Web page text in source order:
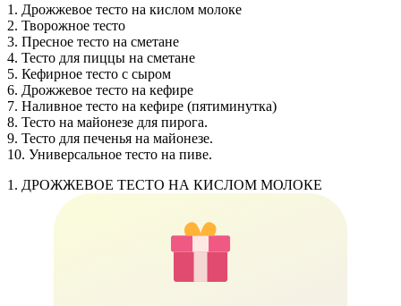
1. Дрожжевое тесто на кислом молоке
2. Творожное тесто
3. Пресное тесто на сметане
4. Тесто для пиццы на сметане
5. Кефирное тесто с сыром
6. Дрожжевое тесто на кефире
7. Наливное тесто на кефире (пятиминутка)
8. Тесто на майонезе для пирога.
9. Тесто для печенья на майонезе.
10. Универсальное тесто на пиве.
1. ДРОЖЖЕВОЕ ТЕСТО НА КИСЛОМ МОЛОКЕ